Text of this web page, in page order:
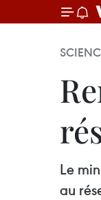
Le
au